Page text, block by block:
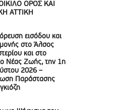
ΟΡΟΣ ΚΑΙ
ΑΤΤΙΚΗ
εισόδου και
στο Άλσος
και στο
Νέας Ζωής, την 1η
2026 –
Παράστασης